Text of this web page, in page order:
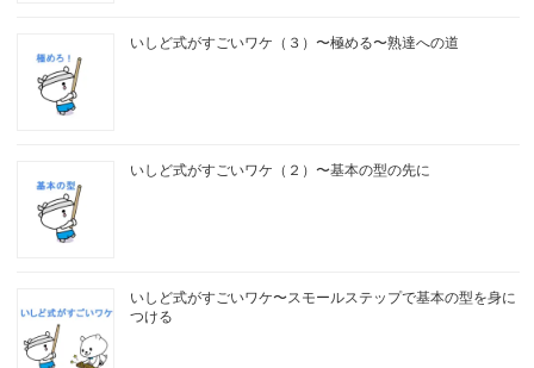
いしど式がすごいワケ（３）〜極める〜熟達への道
いしど式がすごいワケ（２）〜基本の型の先に
いしど式がすごいワケ〜スモールステップで基本の型を身に
つける